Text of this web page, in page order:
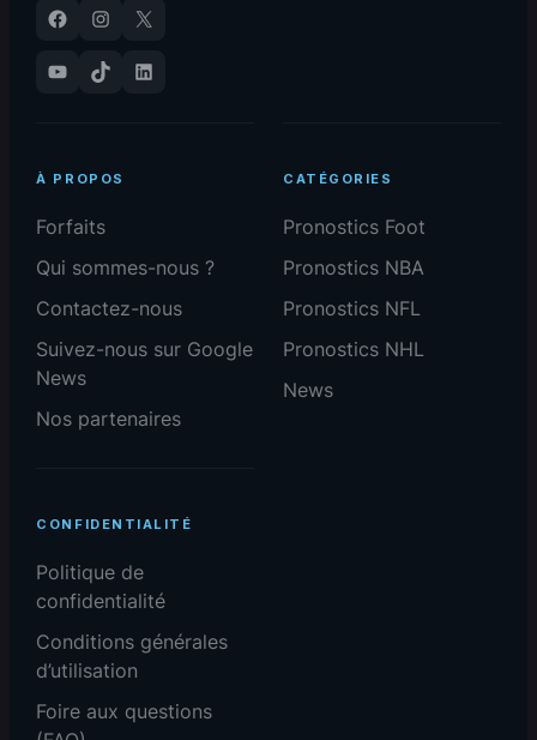
Facebook Instagram
X
YouTube
TikTok LinkedIn
À PROPOS
Forfaits
Qui sommes-nous ?
Contactez-nous
Suivez-nous sur Google
News
Nos partenaires
CATÉGORIES
Pronostics Foot
Pronostics NBA
Pronostics NFL
Pronostics NHL
News
CONFIDENTIALITÉ
Politique de
confidentialité
Conditions générales
d’utilisation
Foire aux questions